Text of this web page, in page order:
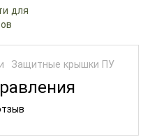
Защитные крышки ПУ